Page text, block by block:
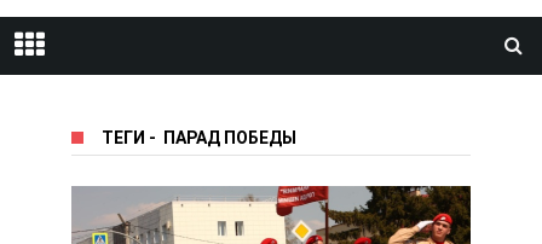
ТЕГИ - ПАРАД ПОБЕДЫ